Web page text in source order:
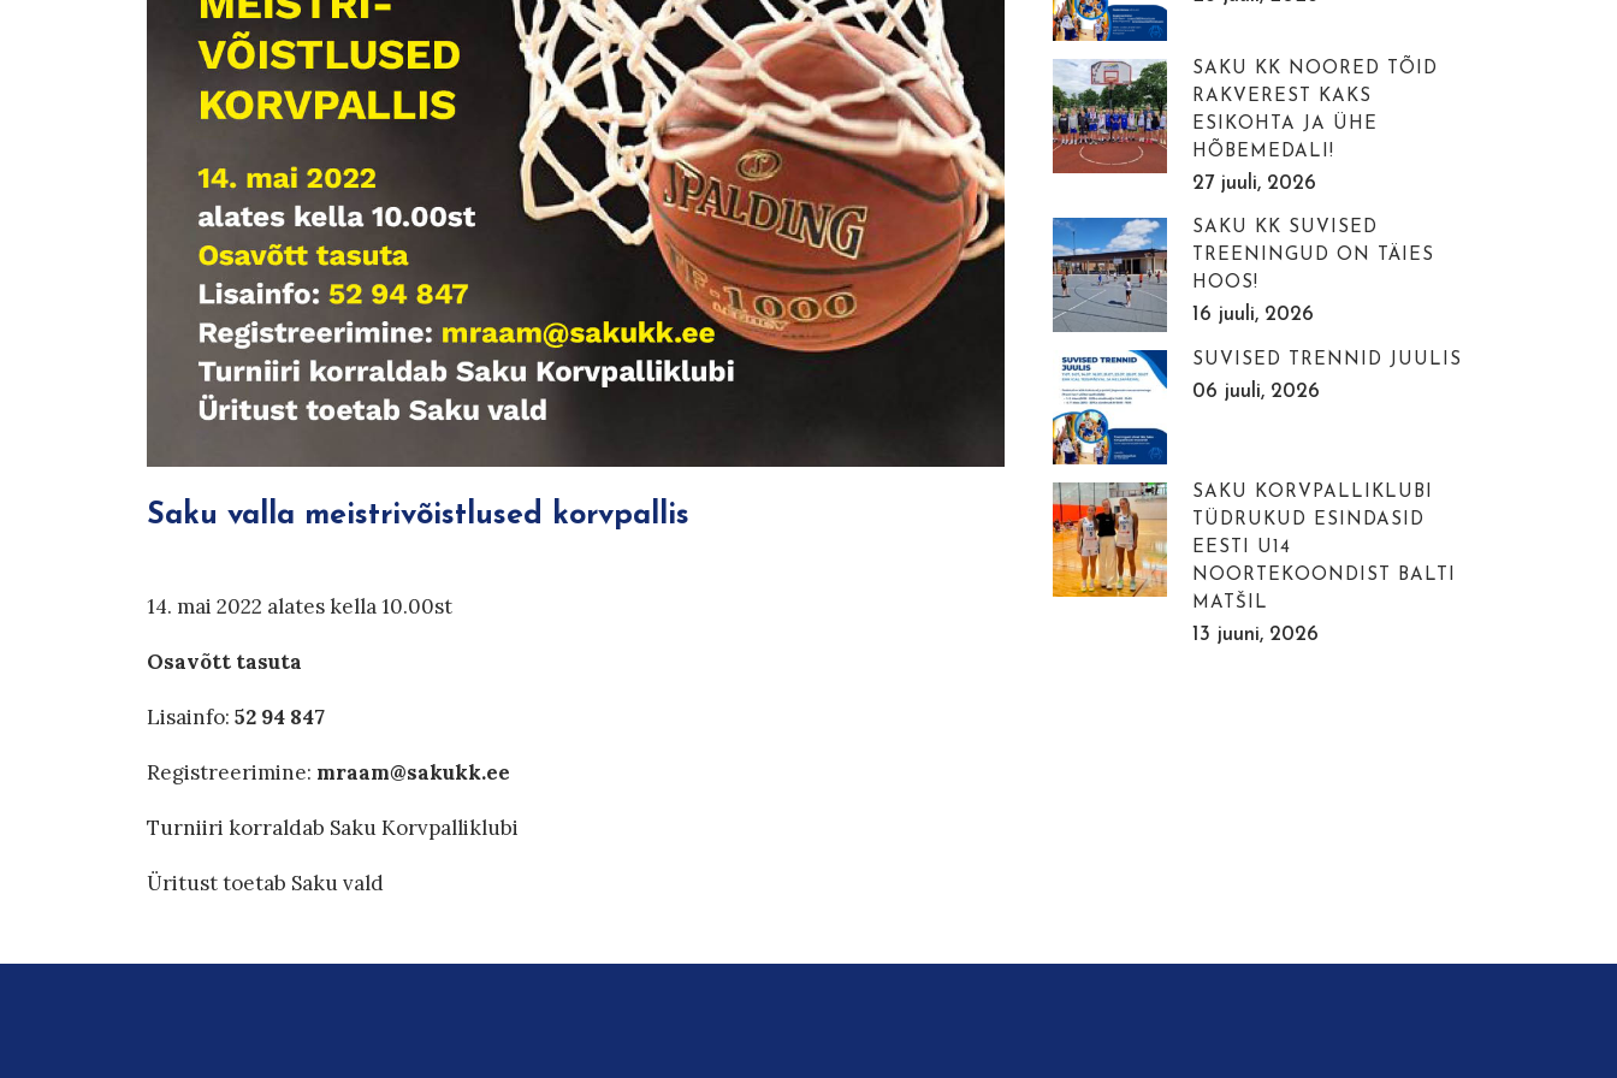
Saku valla meistrivõistlused korvpallis
14. mai 2022 alates kella 10.00st
Osavõtt tasuta
Lisainfo: 52 94 847
Registreerimine: mraam@sakukk.ee
Turniiri korraldab Saku Korvpalliklubi
Üritust toetab Saku vald
SAKU KK NOORED TÕID
RAKVEREST KAKS
ESIKOHTA JA ÜHE
HÕBEMEDALI!
27 juuli, 2026
SAKU KK SUVISED
TREENINGUD ON TÄIES
HOOS!
16 juuli, 2026
SUVISED TRENNID JUULIS
06 juuli, 2026
SAKU KORVPALLIKLUBI
TÜDRUKUD ESINDASID
EESTI U14
NOORTEKOONDIST BALTI
MATŠIL
13 juuni, 2026